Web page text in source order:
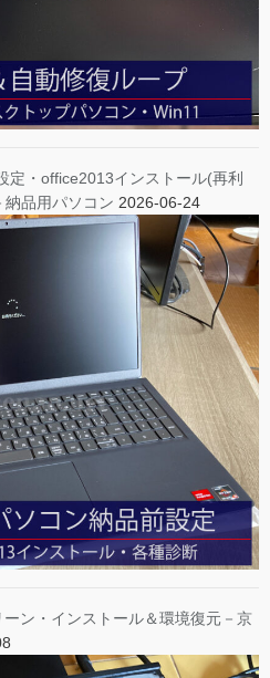
定・office2013インストール(再利
納品用パソコン 2026-06-24
ン・インストール＆環境復元－京